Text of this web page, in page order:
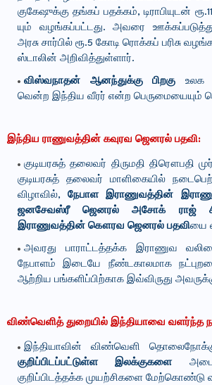
குகேஷுக்கு தங்கப் பதக்​கம், டிராபி​யுடன்
யும் வழங்​கப்​பட்​டது. அவரை
அரசு சார்​பில் ரூ.5 கோடி ரொக்கப் பரிசு
ஸ்டா​லின் அறிவித்​துள்ளார்.
விஸ்​வநாதன் ஆனந்​துக்கு பிறகு உலக
வென்ற இந்திய வீரர் என்ற பெரு​மை​யை​யும்
இந்திய ராணுவத்தின் கவுரவ ஜெனரல் பதவி:
குடியரசுத் தலைவர் திருமதி திரௌபதி
குடியரசுத் தலைவர் மாளிகையில்
விழாவில்,நேபாள இராணுவத்தின்
ஜனசேவஸ்ரீ ஜெனரல் அசோக் ராஜ்
இராணுவத்தின் கௌரவ ஜெனரல் பதவியை
அவரது பாராட்டத்தக்க இராணுவ
நேபாளம் இடையே நீண்டகாலமாக
ஆற்றிய பங்களிப்பிற்காக இவ்விருது
விண்வெளித் துறையில் இந்தியாவை வளர்ந்த
இந்தியாவின் விண்வெளி
குறிப்பிடப்பட்டுள்ள இலக்குகளை
குறிப்பிடத்தக்க முயற்சிகளை மேற்கொண்டு